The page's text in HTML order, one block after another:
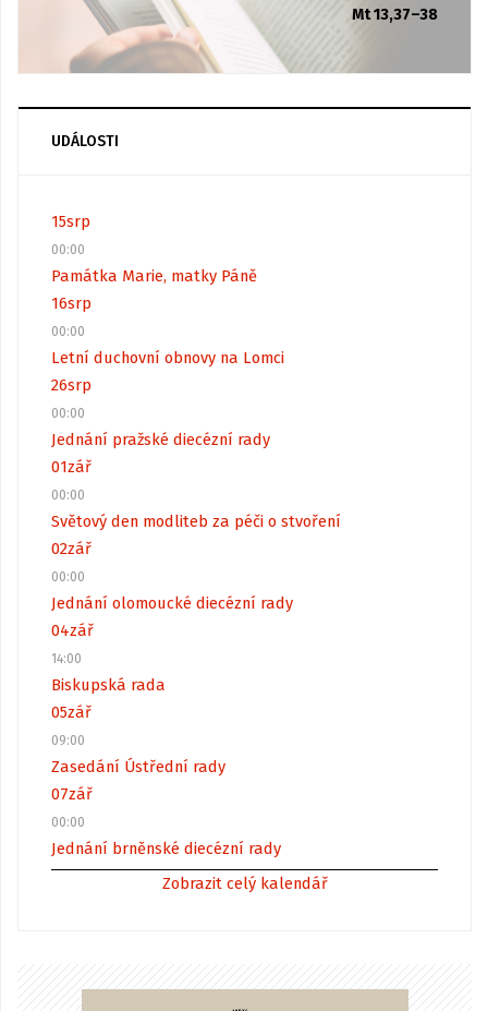
Mt 13,37–38
UDÁLOSTI
15srp
00:00
Památka Marie, matky Páně
16srp
00:00
Letní duchovní obnovy na Lomci
26srp
00:00
Jednání pražské diecézní rady
01zář
00:00
Světový den modliteb za péči o stvoření
02zář
00:00
Jednání olomoucké diecézní rady
04zář
14:00
Biskupská rada
05zář
09:00
Zasedání Ústřední rady
07zář
00:00
Jednání brněnské diecézní rady
Zobrazit celý kalendář